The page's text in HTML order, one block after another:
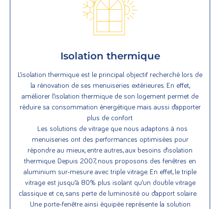
Isolation thermique
L’isolation thermique est le principal objectif recherché lors de
la rénovation de ses menuiseries extérieures. En effet,
améliorer l’isolation thermique de son logement permet de
réduire sa consommation énergétique mais aussi d’apporter
plus de confort.
Les solutions de vitrage que nous adaptons à nos
menuiseries ont des performances optimisées pour
répondre au mieux, entre autres, aux besoins d’isolation
thermique. Depuis 2007, nous proposons des fenêtres en
aluminium sur-mesure avec triple vitrage. En effet, le triple
vitrage est jusqu’à 80% plus isolant qu’un double vitrage
classique et ce, sans perte de luminosité ou d’apport solaire.
Une porte-fenêtre ainsi équipée représente la solution